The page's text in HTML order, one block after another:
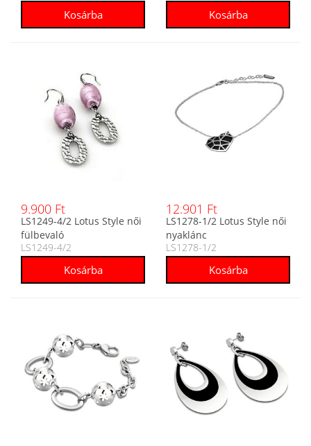
9.900 Ft
LS1249-4/2 Lotus Style női
fülbevaló
LS1249-4/2
12.901 Ft
LS1278-1/2 Lotus Style női
nyaklánc
LS1278-1/2